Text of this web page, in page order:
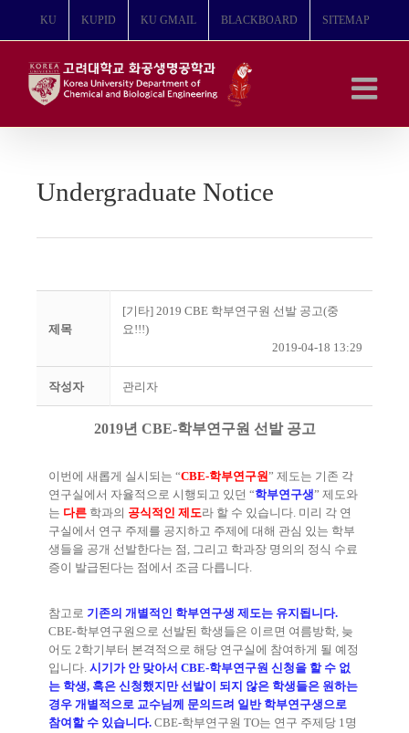
뛰
KU KUPID KU GMAIL BLACKBOARD SITEMAP
Undergraduate Notice
제목
[기타] 2019 CBE 학부연구원 선발 공고(중
요!!!)
2019-04-18 13:29
작성자 관리자
2019년 CBE-학부연구원 선발 공고
이번에 새롭게 실시되는 “CBE-학부연구원” 제도는 기존 각
연구실에서 자율적으로 시행되고 있던 “학부연구생” 제도와
는 다른 학과의 공식적인 제도라 할 수 있습니다. 미리 각 연
구실에서 연구 주제를 공지하고 주제에 대해 관심 있는 학부
생들을 공개 선발한다는 점 , 그리고 학과장 명의의 정식 수료
증이 발급된다는 점에서 조금 다릅니다.
참고로 기존의 개별적인 학부연구생 제도는 유지됩니다.
CBE-학부연구원으로 선발된 학생들은 이르면 여름방학, 늦
어도 2학기부터 본격적으로 해당 연구실에 참여하게 될 예정
입니다. 시기가 안 맞아서 CBE-학부연구원 신청을 할 수 없
는 학생, 혹은 신청했지만 선발이 되지 않은 학생들은 원하는
경우 개별적으로 교수님께 문의드려 일반 학부연구생으로
참여할 수 있습니다. CBE-학부연구원 TO는 연구 주제당 1명